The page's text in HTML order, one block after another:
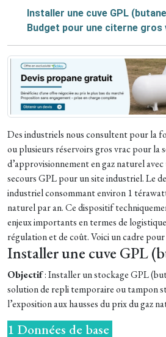
Installer une cuve GPL
Budget pour une citerne gros
Des industriels nous consultent pour la
ou plusieurs réservoirs gros vrac pour la
d’approvisionnement en gaz naturel
secours GPL pour un site industriel. Le
industriel consommant environ 1
naturel par an. Ce dispositif
enjeux importants en termes de
régulation et de coût. Voici un cadre
Installer une cuve GPL
Objectif: Installer un stockage GPL
solution de repli temporaire ou tampon
l’exposition aux hausses du prix du gaz
1 Données de base